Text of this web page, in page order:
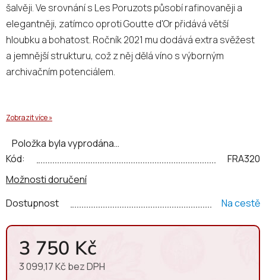
šalvěji. Ve srovnání s Les Poruzots působí rafinovaněji a
elegantněji, zatímco oproti Goutte d'Or přidává větší
hloubku a bohatost. Ročník 2021 mu dodává extra svěžest
a jemnější strukturu, což z něj dělá víno s výborným
archivačním potenciálem.
Zobrazit více »
Položka byla vyprodána…
Dostupnost Na cestě
Možnosti doručení
Kód: FRA320
3 750 Kč
3 099,17 Kč bez DPH